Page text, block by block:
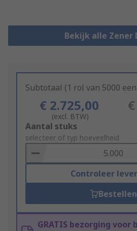
Bekijk alle Zener
Subtotaal (1 rol van 5000
€ 2.725,00
(excl. BTW)
Add
to
Basket
Aantal stuks
selecteer of typ hoeveelheid
Controleer
Bestellen
GRATIS bezorging voor